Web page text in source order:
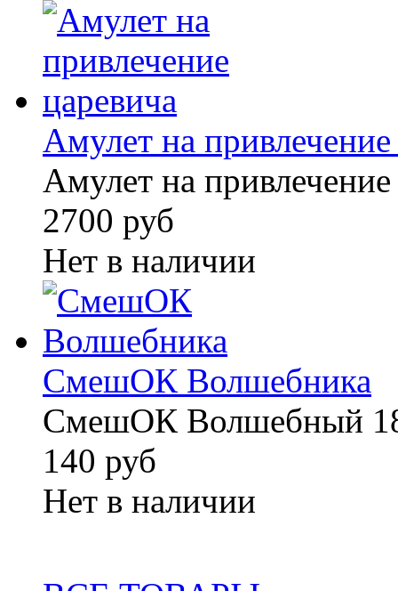
Амулет на
Амулет на
2700 руб
Нет в наличии
СмешОК Волшебника
СмешОК Волшебный
140 руб
Нет в наличии